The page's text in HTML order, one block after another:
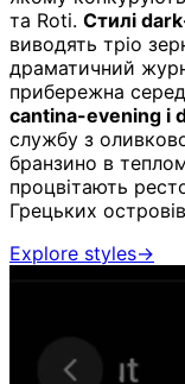
та Roti. Стилі
виводять тріо
драматичний
прибережна
cantina-evening і
службу з
бранзино в
процвітають
Грецьких
Explore styles→